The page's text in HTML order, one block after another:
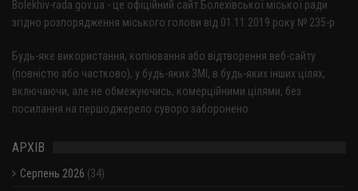
Bolekhiv-rada.gov.ua - це офіційний сайт Болехівської міської ради
згідно розпорядження міського голови від 01.11.2019 року № 235-р
Будь-яке використання, копіювання або відтворення веб-сайту
(повністю або частково), у будь-яких ЗМІ, в будь-яких інших цілях,
включаючи, але не обмежуючись, комерційними цілями, без
посилання на першоджерело суворо заборонено.
АРХІВ
Серпень 2026 (34)